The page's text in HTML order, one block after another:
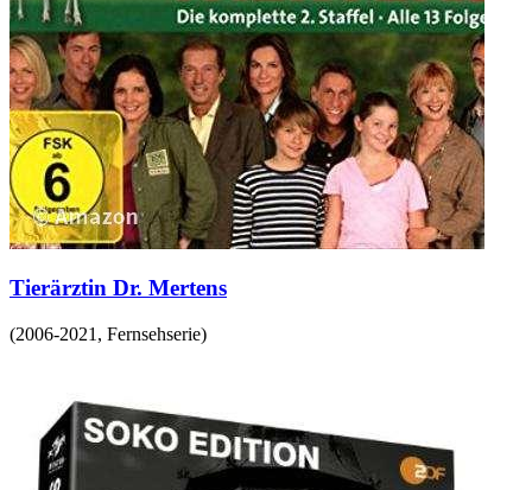
Tierärztin Dr. Mertens
(2006-2021 , Fernsehserie)